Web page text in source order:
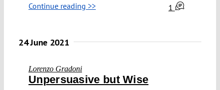
Continue reading >> 1
24 June 2021
Lorenzo Gradoni
Unpersuasive but Wise